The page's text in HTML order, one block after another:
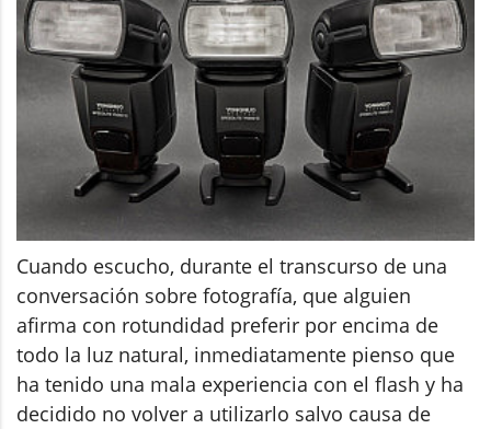
Cuando escucho, durante el transcurso de una
conversación sobre fotografía, que alguien
afirma con rotundidad preferir por encima de
todo la luz natural, inmediatamente pienso que
ha tenido una mala experiencia con el flash y ha
decidido no volver a utilizarlo salvo causa de